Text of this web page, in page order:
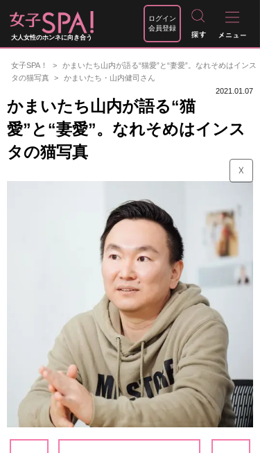
大人女性のホンネに向き合う
ログイン
会員登録
女子SPA！
かまいたち山内が語る“猫愛”と“妻愛”。なれそめはインス
タの猫写真
かまいたち・山内健司さん
2021.01.07
かまいたち山内が語る“猫
愛”と“妻愛”。なれそめはインス
タの猫写真
☓